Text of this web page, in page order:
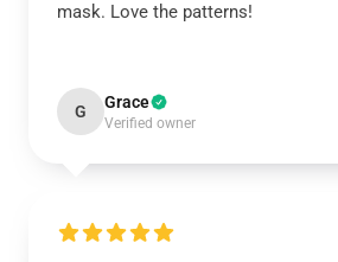
mask. Love the patterns!
G Grace
Verified owner